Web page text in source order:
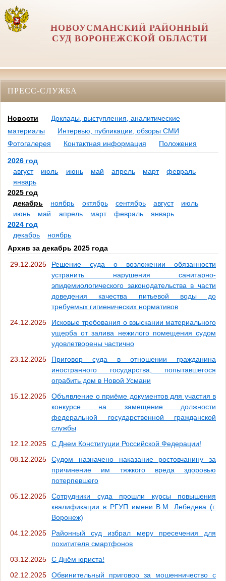
НОВОУСМАНСКИЙ РАЙОННЫЙ
СУД ВОРОНЕЖСКОЙ ОБЛАСТИ
ПРЕСС-СЛУЖБА
Новости
Доклады, выступления, аналитические
материалы
Интервью, публикации, обзоры СМИ
Фотогалерея
Контактная информация Положения
2026 год
август
июль июнь май апрель март
февраль
январь
2025 год
декабрь
ноябрь октябрь сентябрь август
июль
июнь
май апрель март февраль
январь
2024 год
декабрь
ноябрь
Архив за декабрь 2025 года
29.12.2025
Решение суда о возложении обязанности
устранить нарушения санитарно-
эпидемиологического законодательства в части
доведения качества питьевой воды до
требуемых гигиенических нормативов
24.12.2025
Исковые требования о взыскании материального
ущерба от залива нежилого помещения судом
удовлетворены частично
23.12.2025
Приговор суда в отношении гражданина
иностранного государства, попытавшегося
ограбить дом в Новой Усмани
15.12.2025
Объявление о приёме документов для участия в
конкурсе на замещение должности
федеральной государственной гражданской
службы
12.12.2025
С Днем Конституции Российской Федерации!
08.12.2025
Судом назначено наказание ростовчанину за
причинение им тяжкого вреда здоровью
потерпевшего
05.12.2025
Сотрудники суда прошли курсы повышения
квалификации в РГУП имени В.М. Лебедева (г.
Воронеж)
04.12.2025
Районный суд избрал меру пресечения для
похитителя смартфонов
03.12.2025
С Днём юриста!
02.12.2025
Обвинительный приговор за мошенничество с